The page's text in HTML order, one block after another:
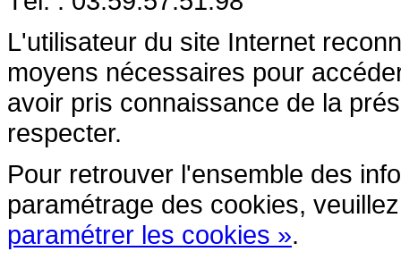
L'utilisateur du site Internet
moyens nécessaires pour
avoir pris connaissance de la
respecter.
Pour retrouver l'ensemble des
paramétrage des cookies,
paramétrer les cookies ».